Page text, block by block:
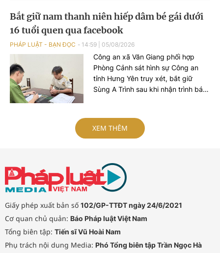
Bắt giữ nam thanh niên hiếp dâm bé gái dưới
16 tuổi quen qua facebook
PHÁP LUẬT - BẠN ĐỌC 14:59 05/08/2026
Công an xã Văn Giang phối hợp
Phòng Cảnh sát hình sự Công an
tỉnh Hưng Yên truy xét, bắt giữ
Sùng A Trình sau khi nhận trình báo
XEM THÊM
Giấy phép xuất bản số 102/GP-TTĐT ngày 24/6/2021
Cơ quan chủ quản: Báo Pháp luật Việt Nam
Tổng biên tập: Tiến sĩ Vũ Hoài Nam
Phụ trách nội dung Media: Phó Tổng biên tập Trần Ngọc Hà